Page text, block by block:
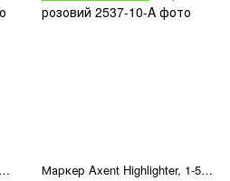
Маркер Axent Highlighter, 1-5 мм, клиновидный, оранжевий Маркер Axent Highlighter, 1-5 мм, клиновидный, розовий